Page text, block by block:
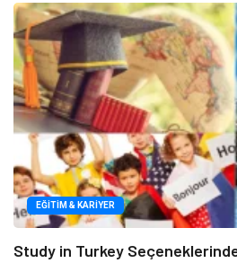
EĞITIM & KARIYER
Study in Turkey